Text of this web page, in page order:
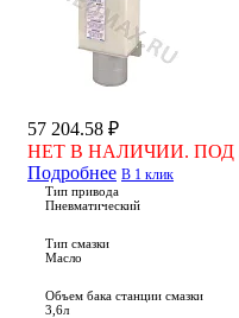
57 204.58 ₽
НЕТ В НАЛИЧИИ. ПОД
Подробнее В 1 клик
Тип привода
Пневматический
Тип смазки
Масло
Объем бака станции смазки
3,6л